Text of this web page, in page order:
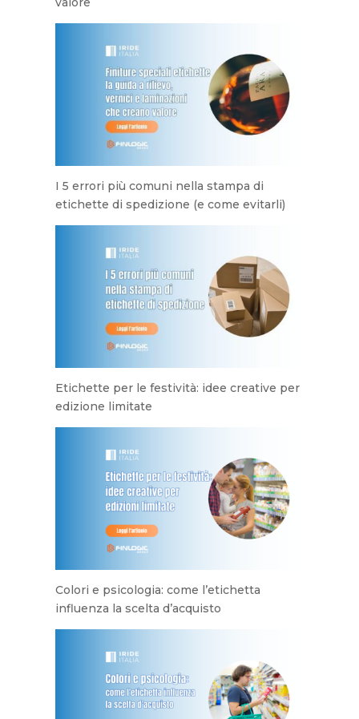
I 5 errori più comuni nella stampa di
etichette di spedizione (e come evitarli)
Etichette per le festività: idee creative per
edizione limitate
Colori e psicologia: come l’etichetta
influenza la scelta d’acquisto